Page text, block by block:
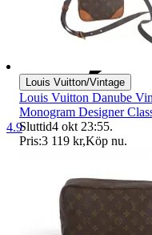
4.9
Louis Vuitton/Vintage
Louis Vuitton Danube
Monogram Designer
Sluttid4 okt 23:55.
Pris:3 119 kr,Köp nu.